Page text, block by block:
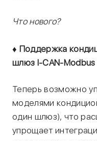
Что нового?
♦ Поддержка
шлюз I-CAN-Modbus
Теперь возможно
моделями
один шлюз), что
упрощает